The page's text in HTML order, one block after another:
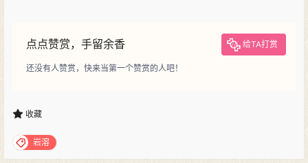
点点赞赏，手留余香 给TA打赏
还没有人赞赏，快来当第一个赞赏的人吧！
收藏
岩溶